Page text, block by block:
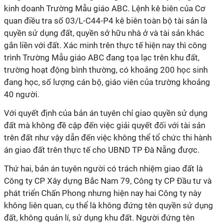
kinh doanh Trường Mẫu giáo ABC. Lệnh kê biên của Cơ
quan điều tra số 03/L-C44-P4 kê biên toàn bộ tài sản là
quyền sử dụng đất, quyền sở hữu nhà ở và tài sản khác
gắn liền với đất. Xác minh trên thực tế hiện nay thì công
trình Trường Mẫu giáo ABC đang tọa lạc trên khu đất,
trường hoạt động bình thường, có khoảng 200 học sinh
đang học, số lượng cán bộ, giáo viên của trường khoảng
40 người.
Với quyết định của bản án tuyên chỉ giao quyền sử dụng
đất mà không đề cập đến việc giải quyết đối với tài sản
trên đất như vậy dẫn đến việc không thể tổ chức thi hành
án giao đất trên thực tế cho UBND TP Đà Nẵng được.
Thứ hai, bản án tuyên người có trách nhiệm giao đất là
Công ty CP Xây dựng Bắc Nam 79, Công ty CP Đầu tư và
phát triển Chấn Phong nhưng hiện nay hai Công ty này
không liên quan, cụ thể là không đứng tên quyền sử dụng
đất, không quản lí, sử dụng khu đất. Người đứng tên